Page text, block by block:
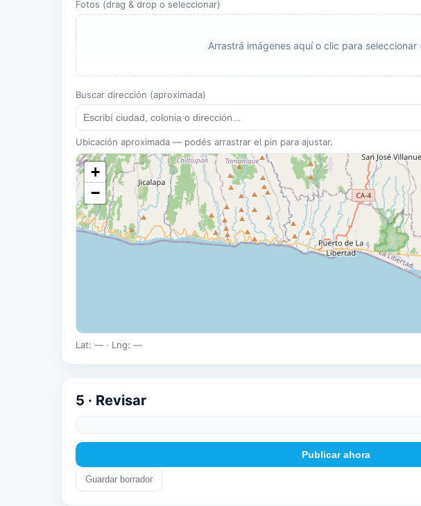
Fotos (drag & drop o seleccionar)
Arrastrá imágenes aquí o clic para seleccionar
Buscar dirección (aproximada)
Ubicación aproximada — podés arrastrar el pin para ajustar.
+
−
Lat: — · Lng: —
5 · Revisar
Publicar ahora
Guardar borrador